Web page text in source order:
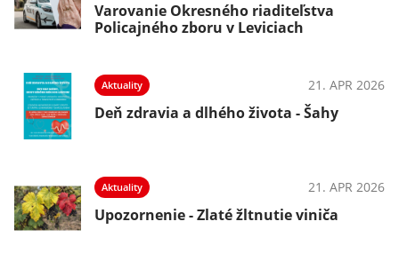
Varovanie Okresného riaditeľstva
Policajného zboru v Leviciach
Aktuality 21. APR 2026
Deň zdravia a dlhého života - Šahy
Aktuality 21. APR 2026
Upozornenie - Zlaté žltnutie viniča